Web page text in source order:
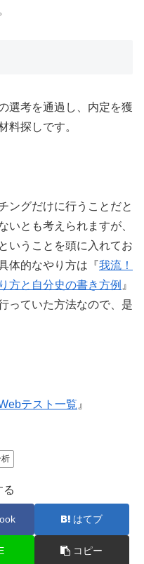
選考を通過し、内定を獲
料探しです。
ングだけに行うことだと
いとも考えられますが、
いうことを頭に入れてお
体的なやり方は『我流！
方と自分史の書き方例 』
っていた方法なので、是
テスト一覧 』
析
る
はてブ
コピー